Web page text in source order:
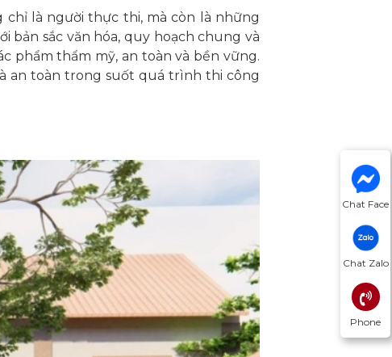
Chat Face
Chat Zalo
Phone
là người thực thi, mà còn là những
bản sắc văn hóa, quy hoạch chung và
phẩm thẩm mỹ, an toàn và bền vững.
an toàn trong suốt quá trình thi công